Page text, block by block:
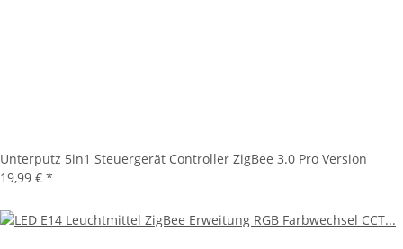
Unterputz 5in1 Steuergerät Controller ZigBee 3.0 Pro Version
19,99 € *